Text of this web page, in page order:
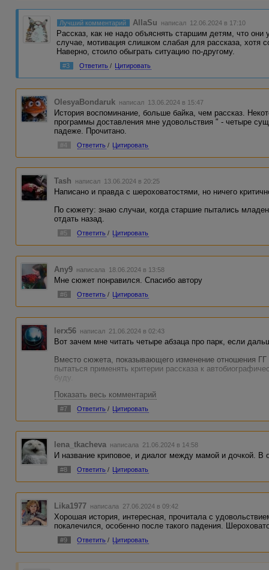
Лучший комментарий AllaSu написал 12.06.2024 в 17:10
Рассказ, как не надо объяснять старшим детям, что
случае, мотивация слишком слабая для рассказа, хотя
Наверно, стоило обыграть ситуацию по-другому.
#3 Ответить / Цитировать
OlesyaBondaruk написал 13.06.2024 в 15:47
История воспоминание, больше байка, чем рассказ.
программы доставления мне удовольствия " - четыре
падеже. Прочитано.
#4 Ответить / Цитировать
Tash написал 13.06.2024 в 20:25
Написано и правда с шероховатостями, но ничего
По сюжету: знаю случаи, когда старшие пытались
отдать назад.
#5 Ответить / Цитировать
Any9 написала 18.06.2024 в 13:58
Мне сюжет понравился. Спасибо автору
#6 Ответить / Цитировать
lerx56 написал 21.06.2024 в 02:43
Вот зачем мне читать четыре абзаца про парк, если
Вместо сюжета, показывающего изменение отношения ГГ
пытаться применять критерии рассказа к
буду.
Но к самим воспоминаниям тоже вопросы есть.
//– Возьмём за ноги, об стул трахнем, она и расколется.
И после этого ребенку не объяснили, что сестра не
//Она грохнулась на пол, заорала.
И после этого тоже?
//Кажется, в тот момент осознала, что она не кукла.
Кажется, нет, потому что спустя пять месяцев ГГ говорит:
//... расколется!
Если все так и было - сочувствую. И искренне рад, что
Показать весь комментарий
#7 Ответить / Цитировать
lena_tkacheva написала 21.06.2024 в 14:58
И название криповое, и диалог между мамой и дочкой.
#8 Ответить / Цитировать
Lika1977 написала 27.06.2024 в 09:42
Хорошая история, интересная, прочитала с
покалечился, особенно после такого падения.
#9 Ответить / Цитировать